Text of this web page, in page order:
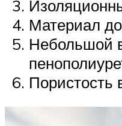
Материал
Небольшой
Пористость